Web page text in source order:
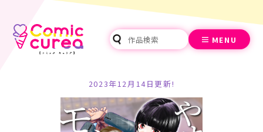
MENU
2023年12月14日更新!